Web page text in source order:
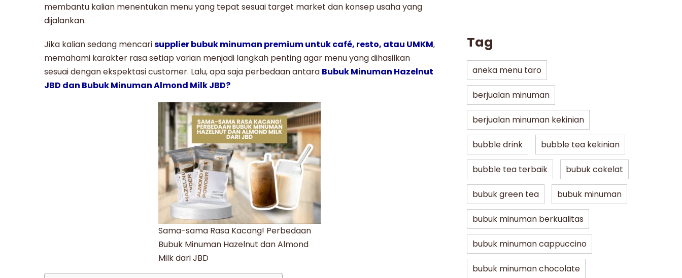
membantu kalian menentukan menu yang tepat sesuai target market dan konsep usaha yang
dijalankan.
Jika kalian sedang mencarisupplier bubuk minuman premium untuk café, resto, atau UMKM,
memahami karakter rasa setiap varian menjadi langkah penting agar menu yang dihasilkan
sesuai dengan ekspektasi customer. Lalu, apa saja perbedaan antara Bubuk Minuman Hazelnut
JBD dan Bubuk Minuman Almond Milk JBD?
Sama-sama Rasa Kacang! Perbedaan
Bubuk Minuman Hazelnut dan Almond
Milk dari JBD
Tag
aneka menu taro
berjualan minuman
berjualan minuman kekinian
bubble drink bubble tea kekinian
bubble tea terbaik bubuk cokelat
bubuk green tea bubuk minuman
bubuk minuman berkualitas
bubuk minuman cappuccino
bubuk minuman chocolate